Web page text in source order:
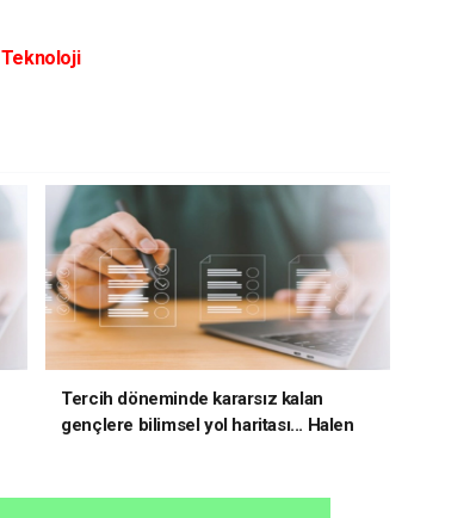
Teknoloji
Tercih döneminde kararsız kalan
gençlere bilimsel yol haritası... Halen